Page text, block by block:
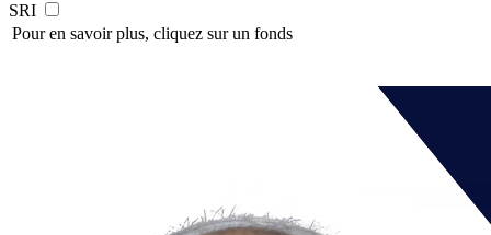
SRI
Pour en savoir plus, cliquez sur un fonds